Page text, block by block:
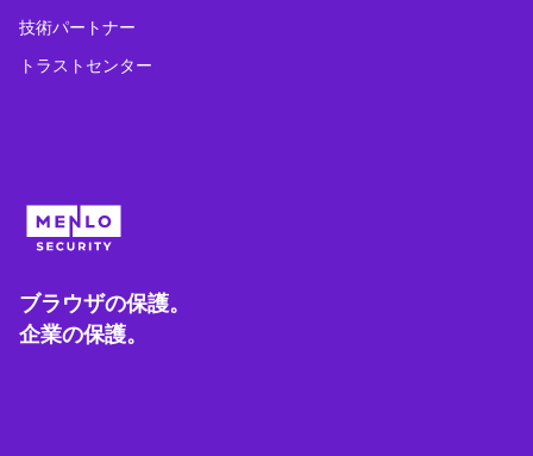
技術パートナー
トラストセンター
ブラウザの保護。
企業の保護。